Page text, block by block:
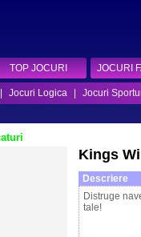
TOP JOCURI JOCURI
Jocuri Logica
Jocuri
Kings
Descriere
Distruge
tale!